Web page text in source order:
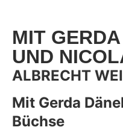
MIT
UND
ALBRECHT
Mit Gerda
Büchse